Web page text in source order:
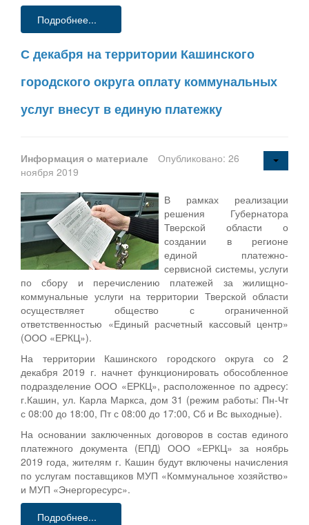
Подробнее...
С декабря на территории Кашинского
городского округа оплату коммунальных
услуг внесут в единую платежку
Информация о материале
Опубликовано: 26
ноября 2019
В рамках реализации
решения Губернатора
Тверской области о
создании в регионе
единой платежно-
сервисной системы, услуги
по сбору и перечислению платежей за жилищно-
коммунальные услуги на территории Тверской области
осуществляет общество с ограниченной
ответственностью «Единый расчетный кассовый центр»
(ООО «ЕРКЦ»).
На территории Кашинского городского округа со 2
декабря 2019 г. начнет функционировать обособленное
подразделение ООО «ЕРКЦ», расположенное по адресу:
г.Кашин, ул. Карла Маркса, дом 31 (режим работы: Пн-Чт
с 08:00 до 18:00, Пт с 08:00 до 17:00, Сб и Вс выходные).
На основании заключенных договоров в состав единого
платежного документа (ЕПД) ООО «ЕРКЦ» за ноябрь
2019 года, жителям г. Кашин будут включены начисления
по услугам поставщиков МУП «Коммунальное хозяйство»
и МУП «Энергоресурс».
Подробнее...